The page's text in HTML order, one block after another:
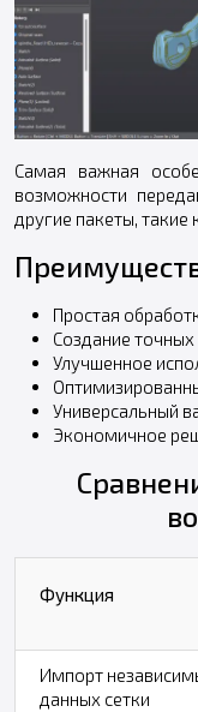
Самая важная
возможности
другие пакеты, такие
Простая
Создание
Улучшенное
Универсальный
Экономичное
Функция
Импорт
данных сетки